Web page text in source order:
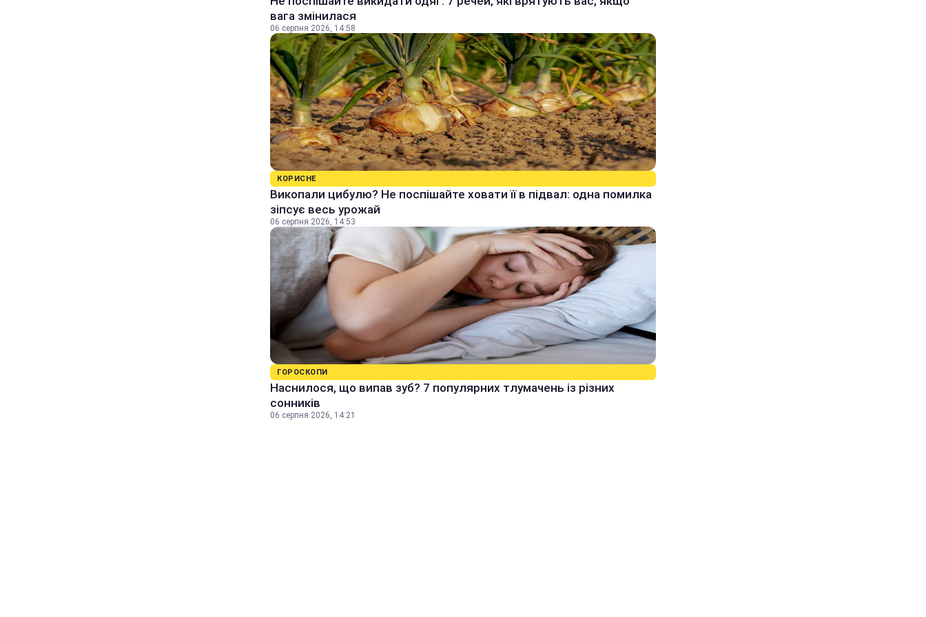
вага змінилася
06 серпня 2026, 14:58
КОРИСНЕ
Викопали цибулю? Не поспішайте ховати її в підвал: одна помилка
зіпсує весь урожай
06 серпня 2026, 14:53
ГОРОСКОПИ
Наснилося, що випав зуб? 7 популярних тлумачень із різних
сонників
06 серпня 2026, 14:21